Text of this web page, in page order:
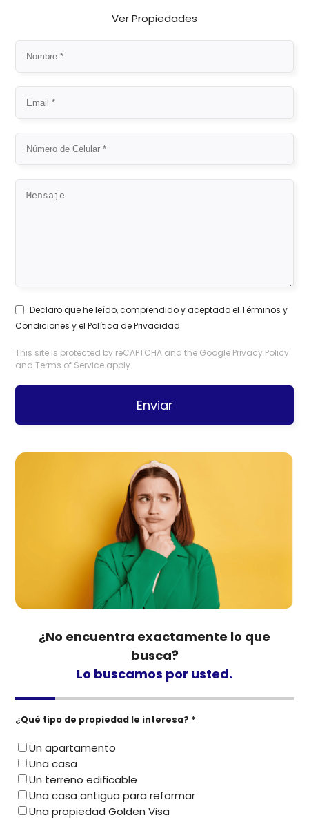
Ver Propiedades
Declaro que he leído, comprendido y aceptado elTérminos y
Condiciones y elPolítica de Privacidad.
This site is protected by reCAPTCHA and the Google Privacy Policy
andTerms of Service apply.
Enviar
¿No encuentra exactamente lo que
busca?
Lo buscamos por usted.
¿Qué tipo de propiedad le interesa? *
Un apartamento
Una casa
Un terreno edificable
Una casa antigua para reformar
Una propiedad Golden Visa